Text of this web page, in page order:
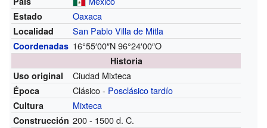
Estado Oaxaca
Localidad San Pablo Villa de Mitla
Coordenadas 16°55′00″N96°24′00″O
Historia
Uso original
Ciudad Mixteca
Época Clásico - Posclásico tardío
Cultura Mixteca
Construcción 200 - 1500 d. C.